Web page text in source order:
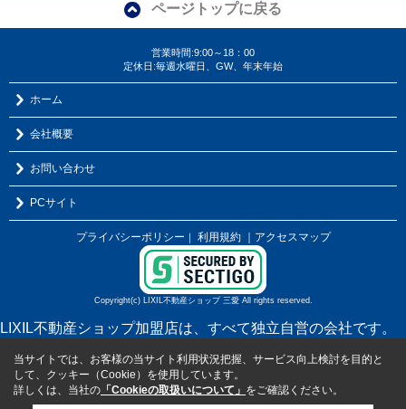
ページトップに戻る
営業時間:9:00～18：00
定休日:毎週水曜日、GW、年末年始
ホーム
会社概要
お問い合わせ
PCサイト
プライバシーポリシー 利用規約 ｜アクセスマップ
Copyright(c) LIXIL不動産ショップ 三愛 All rights reserved.
LIXIL不動産ショップ加盟店は、すべて独立自営の会社です。
当サイトでは、お客様の当サイト利用状況把握、サービス向上検討を目的と
して、クッキー（Cookie）を使用しています。
詳しくは、当社の 「Cookieの取扱いについて」 をご確認ください。